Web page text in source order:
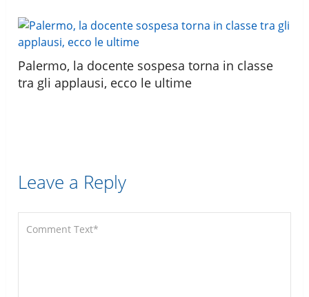
Palermo, la docente sospesa torna in classe
tra gli applausi, ecco le ultime
Leave a Reply